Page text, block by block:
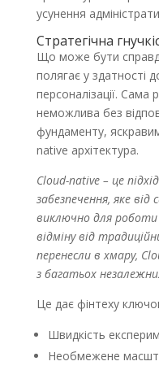
усунення
Стратегічна
Що може бути
полягає у здатності
персоналізації. Сама
неможлива без
фундаменту,
native архітектура.
Cloud-native – це
забезпечення, яке
виключно для
відміну від
перенесли в хмару,
з багатьох
Це дає фінтеху
Швидкість
Необмежене